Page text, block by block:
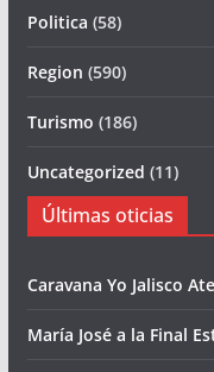
Politica (58)
Region (590)
Turismo (186)
Uncategorized (11)
Últimas oticias
Caravana Yo Jalisco
María José a la Final